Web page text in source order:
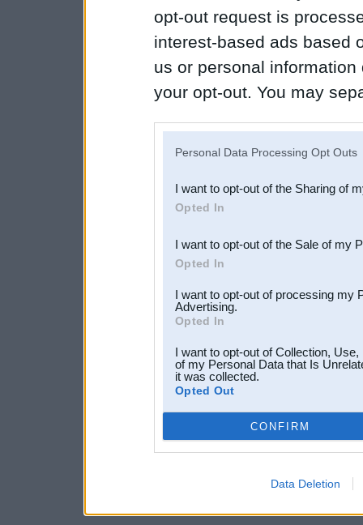
opt-out request is
interest-based ads based
us or personal
your opt-out. You may
Downstream Participants
third parties.
Personal Data Processing Opt Outs
I want to opt-out of the Sharing of
Opted In
I want to opt-out of the Sale of my
Opted In
I want to opt-out of processing my
Advertising.
Opted In
I want to opt-out of Collection,
of my Personal Data that Is
it was collected.
Opted Out
CONFIRM
Data Deletion